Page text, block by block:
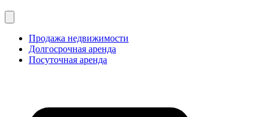
Продажа недвижимости
Долгосрочная аренда
Посуточная аренда